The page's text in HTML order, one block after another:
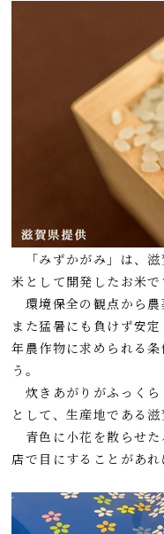
「みずかがみ」は、
米として開発したお米で
環境保全の観点から農
また猛暑にも負けず安
年農作物に求められる
う。
炊きあがりがふっくら
として、生産地である
青色に小花を散らせた
店で目にすることがあれ